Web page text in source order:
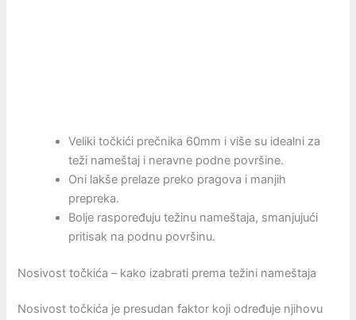
Veliki točkići prečnika 60mm i više su idealni za
teži nameštaj i neravne podne površine.
Oni lakše prelaze preko pragova i manjih
prepreka.
Bolje raspoređuju težinu nameštaja, smanjujući
pritisak na podnu površinu.
Nosivost točkića – kako izabrati prema težini nameštaja
Nosivost točkića je presudan faktor koji određuje njihovu